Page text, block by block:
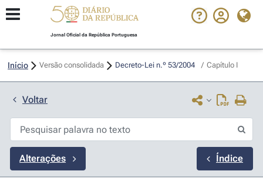
Jornal Oficial da República Portuguesa
Início Versão consolidada Decreto-Lei n.º 53/2004 / Capítulo I
Voltar
Alterações Índice